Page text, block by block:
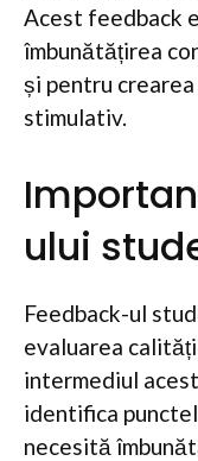
Acest feedback
îmbunătățirea
și pentru crearea
stimulativ.
ului
Feedback-ul
evaluarea
intermediul
identifica
necesită